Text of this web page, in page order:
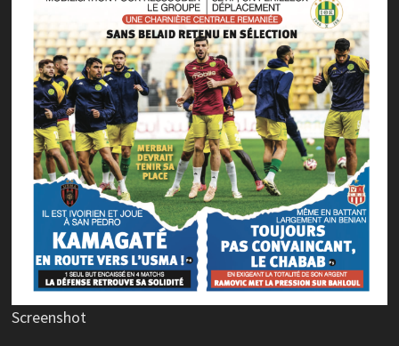
Screenshot